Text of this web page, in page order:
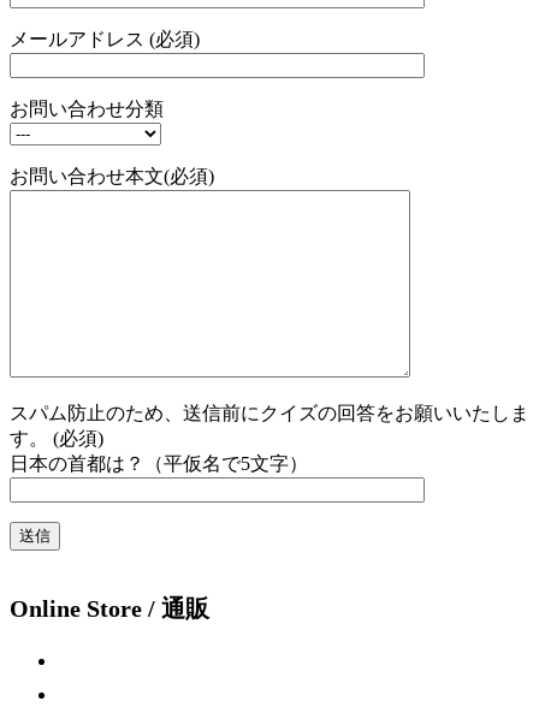
メールアドレス (必須)
お問い合わせ分類
お問い合わせ本文(必須)
スパム防止のため、送信前にクイズの回答をお願いいたしま
す。 (必須)
日本の首都は？（平仮名で5文字）
Online Store / 通販